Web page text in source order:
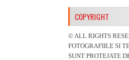
COPYRIGHT
© ALL RIGHTS
FOTOGRAFIILE SI
SUNT PROTEJATE